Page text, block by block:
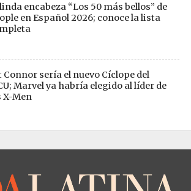
encabeza “Los 50 más bellos” de
en Español 2026; conoce la lista
Connor sería el nuevo Cíclope del
Marvel ya habría elegido al líder de
X-Men